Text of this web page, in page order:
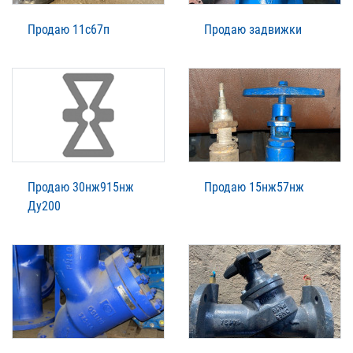
Продаю 11с67п Продаю задвижки
Продаю 30нж915нж
Ду200
Продаю 15нж57нж